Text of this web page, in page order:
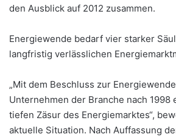
den Ausblick auf 2012 zusammen.
Energiewende bedarf vier starker
langfristig verlässlichen
„Mit dem Beschluss zur
Unternehmen der Branche nach 1998
tiefen Zäsur des Energiemarktes“,
aktuelle Situation. Nach Auffassung